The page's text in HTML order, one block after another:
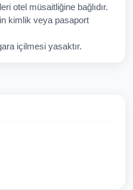
İptal Gönder
otel müsaitliğine bağlıdır.
kimlik veya pasaport
içilmesi yasaktır.